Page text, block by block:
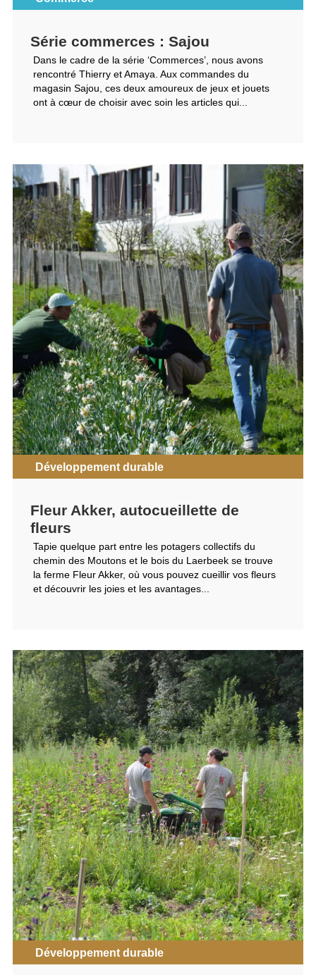
Série commerces : Sajou
Dans le cadre de la série ‘Commerces’, nous avons
rencontré Thierry et Amaya. Aux commandes du
magasin Sajou, ces deux amoureux de jeux et jouets
ont à cœur de choisir avec soin les articles qui...
Développement durable
Fleur Akker, autocueillette de
fleurs
Tapie quelque part entre les potagers collectifs du
chemin des Moutons et le bois du Laerbeek se trouve
la ferme Fleur Akker, où vous pouvez cueillir vos fleurs
et découvrir les joies et les avantages...
Développement durable